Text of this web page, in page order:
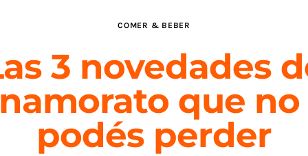
COMER & BEBER
3 novedades
que no
podés perder